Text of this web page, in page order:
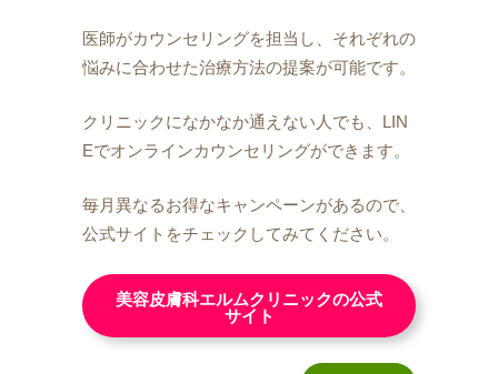
医師がカウンセリングを担当し、それぞれの
悩みに合わせた治療方法の提案が可能です。
クリニックになかなか通えない人でも、LIN
Eでオンラインカウンセリングができます。
毎月異なるお得なキャンペーンがあるので、
公式サイトをチェックしてみてください。
美容皮膚科エルムクリニックの公式
サイト